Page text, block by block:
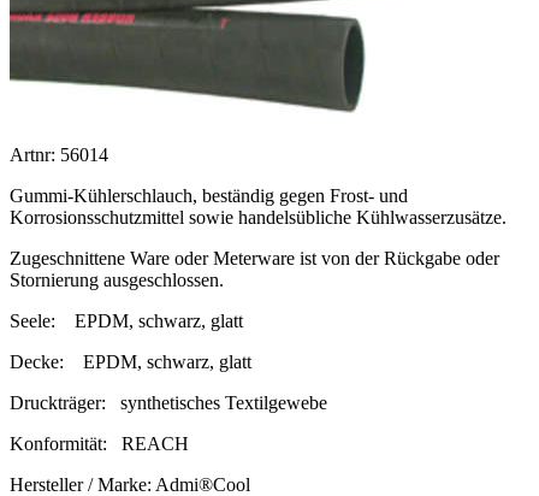
Artnr: 56014
Gummi-Kühlerschlauch, beständig gegen Frost- und
Korrosionsschutzmittel sowie handelsübliche Kühlwasserzusätze.
Zugeschnittene Ware oder Meterware ist von der Rückgabe oder
Stornierung ausgeschlossen.
Seele:
EPDM, schwarz, glatt
Decke:
EPDM, schwarz, glatt
Druckträger:
synthetisches Textilgewebe
Konformität:
REACH
Hersteller / Marke: Admi®Cool